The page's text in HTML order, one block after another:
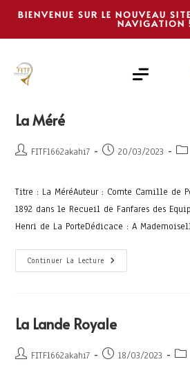
BIENVENUE SUR LE NOUVEAU
NAVIGATION !
La Méré
FITF1662akahi7 20/03/2023
Titre : La MéréAuteur : Comte Camille de
1892 dans le Recueil de Fanfares des
Henri de La PorteDédicace : A
Continuer La Lecture
La Lande Royale
FITF1662akahi7 18/03/2023